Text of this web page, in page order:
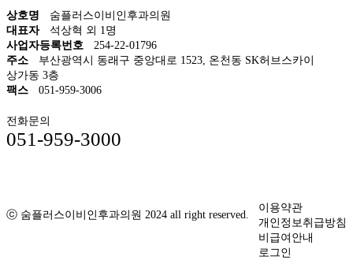
상호명
숨플러스이비인후과의원
대표자
석상혁 외 1명
사업자등록번호
254-22-01796
주소
부산광역시 동래구 중앙대로 1523, 온천동 SK허브스카이
상가동 3층
팩스
051-959-3006
전화문의
051-959-3000
ⓒ 숨플러스이비인후과의원 2024 all right reserved.
이용약관
개인정보취급방침
비급여안내
로그인